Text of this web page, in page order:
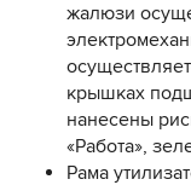
жалюзи
крышках
нанесены
«Работа»,
Рама